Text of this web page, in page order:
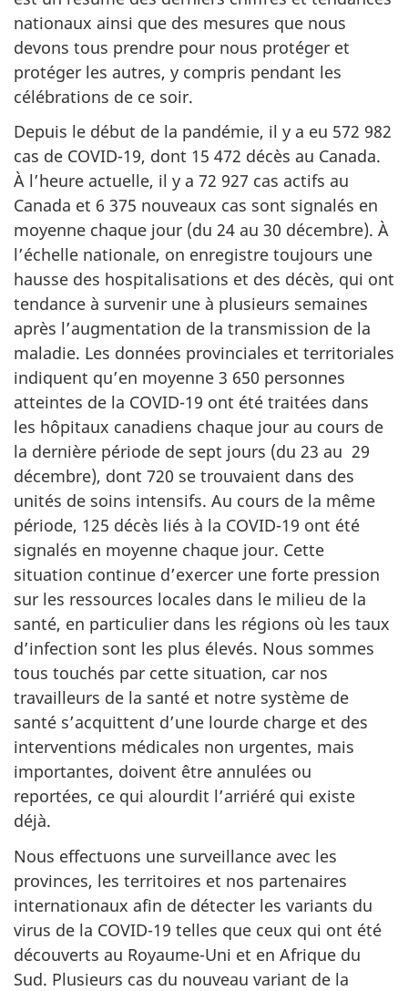
nationaux ainsi que des mesures que nous
devons tous prendre pour nous protéger et
protéger les autres, y compris pendant les
célébrations de ce soir.
Depuis le début de la pandémie, il y a eu 572 982
cas de COVID-19, dont 15 472 décès au Canada.
À l’heure actuelle, il y a 72 927 cas actifs au
Canada et 6 375 nouveaux cas sont signalés en
moyenne chaque jour (du 24 au 30 décembre). À
l’échelle nationale, on enregistre toujours une
hausse des hospitalisations et des décès, qui ont
tendance à survenir une à plusieurs semaines
après l’augmentation de la transmission de la
maladie. Les données provinciales et territoriales
indiquent qu’en moyenne 3 650 personnes
atteintes de la COVID-19 ont été traitées dans
les hôpitaux canadiens chaque jour au cours de
la dernière période de sept jours (du 23 au 29
décembre), dont 720 se trouvaient dans des
unités de soins intensifs. Au cours de la même
période, 125 décès liés à la COVID-19 ont été
signalés en moyenne chaque jour. Cette
situation continue d’exercer une forte pression
sur les ressources locales dans le milieu de la
santé, en particulier dans les régions où les taux
d’infection sont les plus élevés. Nous sommes
tous touchés par cette situation, car nos
travailleurs de la santé et notre système de
santé s’acquittent d’une lourde charge et des
interventions médicales non urgentes, mais
importantes, doivent être annulées ou
reportées, ce qui alourdit l’arriéré qui existe
déjà.
Nous effectuons une surveillance avec les
provinces, les territoires et nos partenaires
internationaux afin de détecter les variants du
virus de la COVID-19 telles que ceux qui ont été
découverts au Royaume-Uni et en Afrique du
Sud. Plusieurs cas du nouveau variant de la